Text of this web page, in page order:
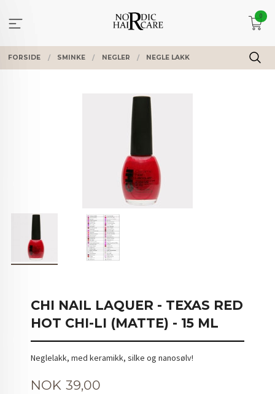
innholdet
0
FORSIDE SMINKE NEGLER NEGLE LAKK
CHI NAIL LAQUER - TEXAS RED
HOT CHI-LI (MATTE) - 15 ML
Neglelakk, med keramikk, silke og nanosølv!
Tilbud
NOK 39,00